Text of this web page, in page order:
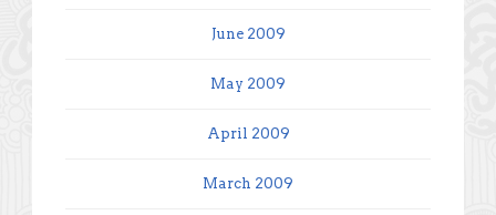
June 2009
May 2009
April 2009
March 2009